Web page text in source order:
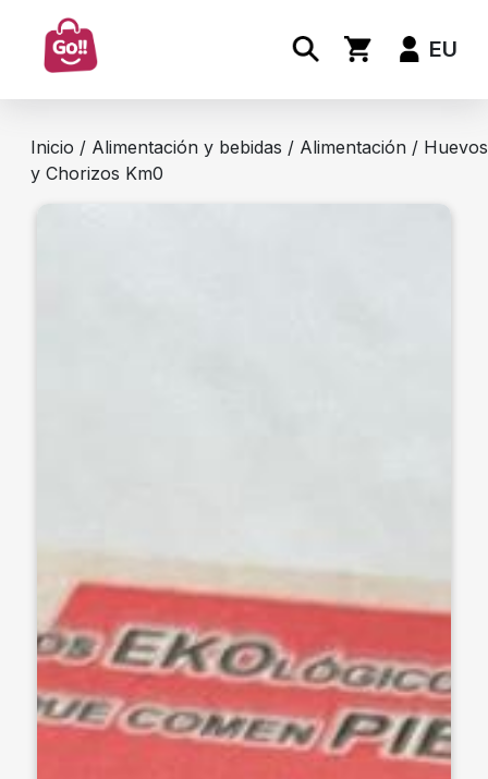
EU
Inicio / Alimentación y bebidas / Alimentación / Huevos
y Chorizos Km0